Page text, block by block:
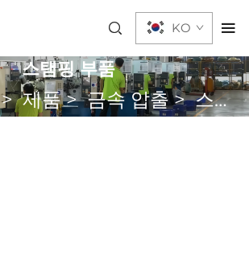
KO
스탬핑 부품
>제품>금속 압출>스탬핑 부품